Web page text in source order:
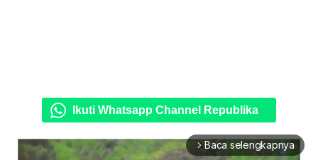
Ikuti Whatsapp Channel Republika
arrow_forward_ios Baca selengkapnya